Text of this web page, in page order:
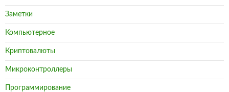
Заметки
Компьютерное
Криптовалюты
Микроконтроллеры
Программирование